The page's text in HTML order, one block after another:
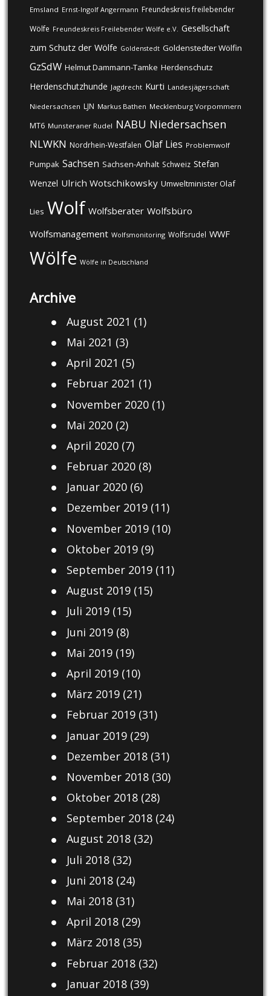
Emsland Ernst-Ingolf Angermann Freundeskreis freilebender
Wölfe Freundeskreis Freilebender Wölfe e.V. Gesellschaft
zum Schutz der Wölfe Goldenstedt Goldenstedter Wölfin
GzSdW Helmut Dammann-Tamke Herdenschutz
Herdenschutzhunde Jagdrecht Kurti Landesjägerschaft
Niedersachsen LJN Markus Bathen Mecklenburg Vorpommern
MT6 Munsteraner Rudel NABU Niedersachsen
NLWKN Nordrhein-Westfalen Olaf Lies Problemwolf
Pumpak Sachsen Sachsen-Anhalt Schweiz Stefan
Wenzel Ulrich Wotschikowsky Umweltminister Olaf
Lies Wolf Wolfsberater Wolfsbüro
Wolfsmanagement Wolfsmonitoring Wolfsrudel WWF
Wölfe Wölfe in Deutschland
Archive
August 2021 (1)
Mai 2021 (3)
April 2021 (5)
Februar 2021 (1)
November 2020(1)
Mai 2020(2)
April 2020(7)
Februar 2020(8)
Januar 2020(6)
Dezember 2019(11)
November 2019(10)
Oktober 2019(9)
September 2019(11)
August 2019(15)
Juli 2019(15)
Juni 2019(8)
Mai 2019(19)
April 2019(10)
März 2019(21)
Februar 2019(31)
Januar 2019(29)
Dezember 2018(31)
November 2018(30)
Oktober 2018(28)
September 2018(24)
August 2018(32)
Juli 2018(32)
Juni 2018(24)
Mai 2018(31)
April 2018(29)
März 2018(35)
Februar 2018(32)
Januar 2018(39)